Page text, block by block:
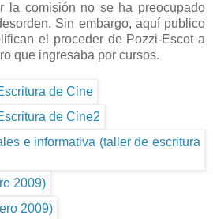
la comisión no se ha preocupado
Sin embargo, aquí publico
el proceder de Pozzi-Escot a
que ingresaba por cursos.